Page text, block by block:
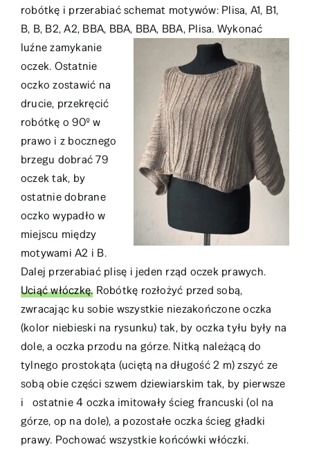
robótkę i przerabiać schemat motywów: Plisa, A1, B1,
B, B, B2, A2, BBA, BBA, BBA, BBA, Plisa. Wykonać
luźne zamykanie
oczek. Ostatnie
oczko zostawić na
drucie, przekręcić
robótkę o 90º w
prawo i z bocznego
brzegu dobrać 79
oczek tak, by
ostatnie dobrane
oczko wypadło w
miejscu między
motywami A2 i B.
Dalej przerabiać plisę i jeden rząd oczek prawych.
Uciąć włóczkę. Robótkę rozłożyć przed sobą,
zwracając ku sobie wszystkie niezakończone oczka
(kolor niebieski na rysunku) tak, by oczka tyłu były na
dole, a oczka przodu na górze. Nitką należącą do
tylnego prostokąta (uciętą na długość 2 m) zszyć ze
sobą obie części szwem dziewiarskim tak, by pierwsze
i ostatnie 4 oczka imitowały ścieg francuski (ol na
górze, op na dole), a pozostałe oczka ścieg gładki
prawy. Pochować wszystkie końcówki włóczki.